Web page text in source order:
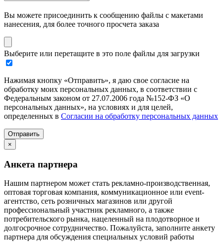
Вы можете присоединить к сообщению файлы с макетами
нанесения, для более точного просчета заказа
Выберите или перетащите в это поле файлы для загрузки
Нажимая кнопку «Отправить», я даю свое согласие на
обработку моих персональных данных, в соответствии с
Федеральным законом от 27.07.2006 года №152-ФЗ «О
персональных данных», на условиях и для целей,
определенных в Согласии на обработку персональных данных
Отправить
×
Анкета партнера
Нашим партнером может стать рекламно-производственная,
оптовая торговая компания, коммуникационное или event-
агентство, сеть розничных магазинов или другой
профессиональный участник рекламного, а также
потребительского рынка, нацеленный на плодотворное и
долгосрочное сотрудничество. Пожалуйста, заполните анкету
партнера для обсуждения специальных условий работы